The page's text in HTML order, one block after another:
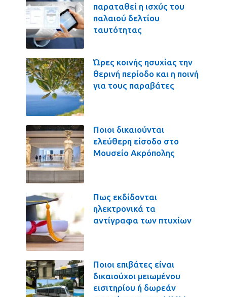
παραταθεί η ισχύς του
παλαιού δελτίου
ταυτότητας
Ώρες κοινής ησυχίας την
θερινή περίοδο και η ποινή
για τους παραβάτες
Ποιοι δικαιούνται
ελεύθερη είσοδο στο
Μουσείο Ακρόπολης
Πως εκδίδονται
ηλεκτρονικά τα
αντίγραφα των πτυχίων
Ποιοι επιβάτες είναι
δικαιούχοι μειωμένου
εισιτηρίου ή δωρεάν